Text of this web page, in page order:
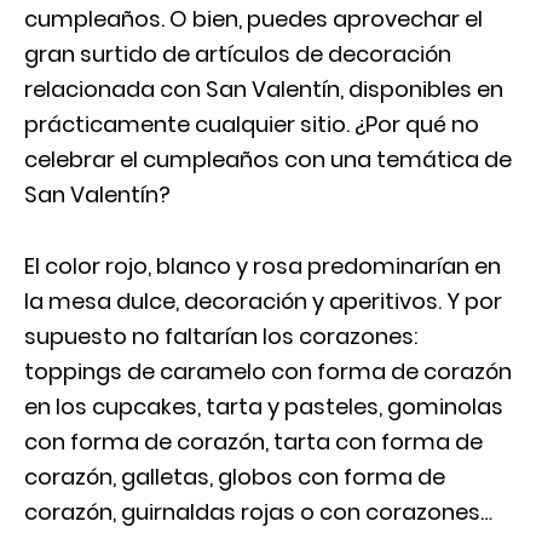
cumpleaños. O bien, puedes aprovechar el
gran surtido de artículos de decoración
relacionada con San Valentín, disponibles en
prácticamente cualquier sitio. ¿Por qué no
celebrar el cumpleaños con una temática de
San Valentín?
El color rojo, blanco y rosa predominarían en
la mesa dulce, decoración y aperitivos. Y por
supuesto no faltarían los corazones:
toppings de caramelo con forma de corazón
en los cupcakes, tarta y pasteles, gominolas
con forma de corazón, tarta con forma de
corazón, galletas, globos con forma de
corazón, guirnaldas rojas o con corazones…